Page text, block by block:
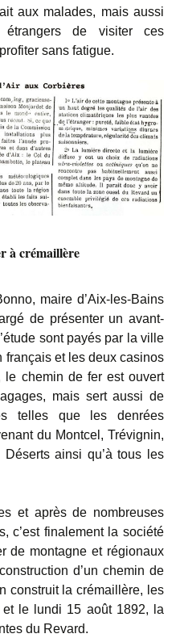
aux malades, mais aussi
de visiter ces
sans fatigue.
à crémaillère
maire d’Aix-les-Bains
de présenter un avant-
sont payés par la ville
français et les deux casinos
le chemin de fer est ouvert
mais sert aussi de
telles que les denrées
du Montcel, Trévignin,
ainsi qu’à tous les
et après de nombreuses
c’est finalement la société
de montagne et régionaux
d’un chemin de
construit la crémaillère, les
et le lundi 15 août 1892, la
du Revard.